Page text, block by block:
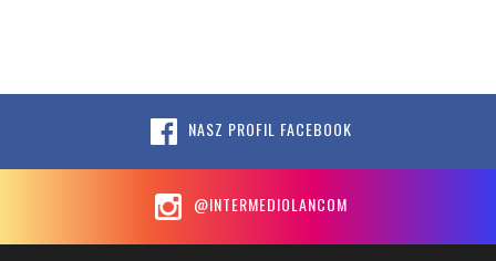
NASZ PROFIL FACEBOOK
@INTERMEDIOLANCOM